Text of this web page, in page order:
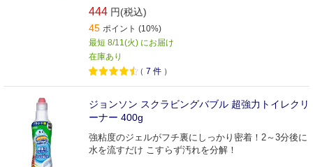
444 円(税込)
45 ポイント (10%)
最短 8/11(火) にお届け
在庫あり
（ 7 件 ）
ジョンソン スクラビングバブル 超強力トイレクリ
ーナー 400g
強粘度のジェルがフチ裏にしっかり密着！2～3分後に
水を流すだけ こすらず汚れを分解！